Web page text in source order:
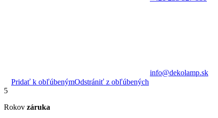
info@dekolamp.sk
Pridať k obľúbenýmOdstrániť z obľúbených
5
Rokov záruka